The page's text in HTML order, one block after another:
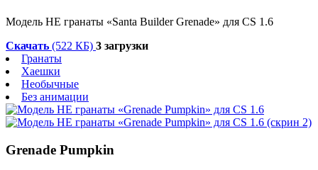
Модель HE гранаты «Santa Builder Grenade» для CS 1.6
Скачать (522 КБ) 3 загрузки
Гранаты
Хаешки
Необычные
Без анимации
Grenade Pumpkin